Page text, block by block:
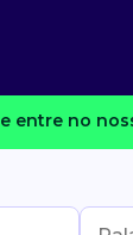
e entre no